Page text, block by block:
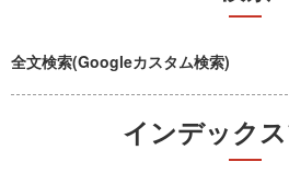
全文検索(Googleカスタム検索)
インデック